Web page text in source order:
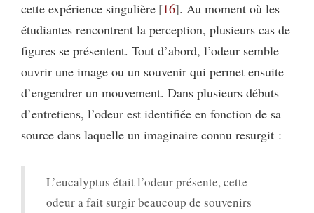
cette expérience singulière 16 . Au moment où les
étudiantes rencontrent la perception, plusieurs cas de
figures se présentent. Tout d’abord, l’odeur semble
ouvrir une image ou un souvenir qui permet ensuite
d’engendrer un mouvement. Dans plusieurs débuts
d’entretiens, l’odeur est identifiée en fonction de sa
source dans laquelle un imaginaire connu resurgit :
L’eucalyptus était l’odeur présente, cette
odeur a fait surgir beaucoup de souvenirs